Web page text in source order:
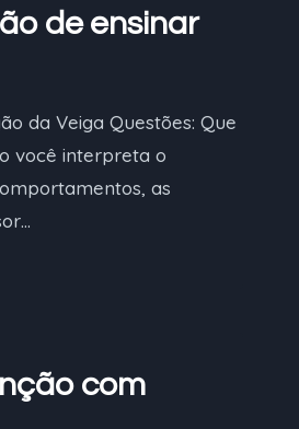
de ensinar
da Veiga Questões: Que
você interpreta o
as
com